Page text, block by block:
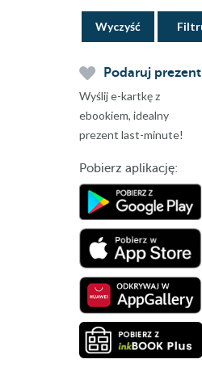
Wyczyść
Podaruj prezent
Wyślij e-kartkę z
ebookiem, idealny
prezent last-minute!
Pobierz aplikację: